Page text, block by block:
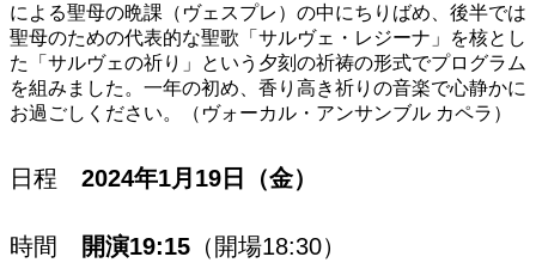
による聖母の晩課（ヴェスプレ）の中にちりばめ、後半では
聖母のための代表的な聖歌「サルヴェ・レジーナ」を核とし
た「サルヴェの祈り」という夕刻の祈祷の形式でプログラム
を組みました。一年の初め、香り高き祈りの音楽で心静かに
お過ごしください。（ヴォーカル・アンサンブル カペラ）
日程 2024年1月19日（金）
時間 開演19:15 （開場18:30）